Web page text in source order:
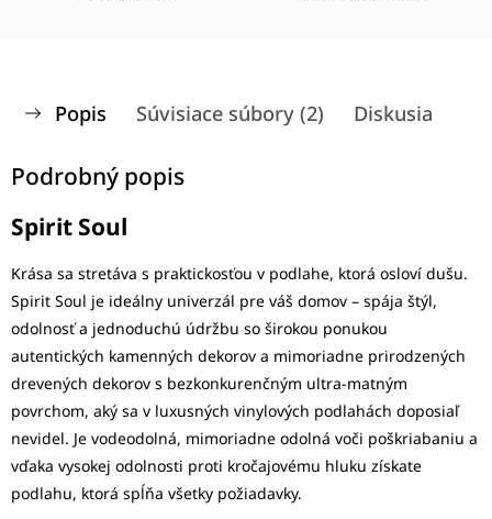
Popis Súvisiace súbory (2) Diskusia
Podrobný popis
Spirit Soul
Krása sa stretáva s praktickosťou v podlahe, ktorá osloví dušu.
Spirit Soul je ideálny univerzál pre váš domov – spája štýl,
odolnosť a jednoduchú údržbu so širokou ponukou
autentických kamenných dekorov a mimoriadne prirodzených
drevených dekorov s bezkonkurenčným ultra-matným
povrchom, aký sa v luxusných vinylových podlahách doposiaľ
nevidel. Je vodeodolná, mimoriadne odolná voči poškriabaniu a
vďaka vysokej odolnosti proti kročajovému hluku získate
podlahu, ktorá spĺňa všetky požiadavky.